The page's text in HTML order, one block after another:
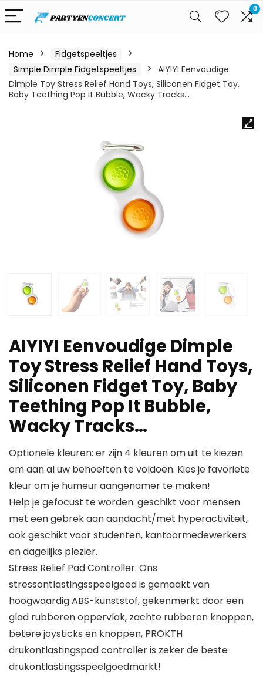
0
Home
Fidgetspeeltjes
Simple Dimple Fidgetspeeltjes
AIYIYI Eenvoudige
Dimple Toy Stress Relief Hand Toys, Siliconen Fidget Toy,
Baby Teething Pop It Bubble, Wacky Tracks…
AIYIYI Eenvoudige Dimple
Toy Stress Relief Hand Toys,
Siliconen Fidget Toy, Baby
Teething Pop It Bubble,
Wacky Tracks…
Optionele kleuren: er zijn 4 kleuren om uit te kiezen
om aan al uw behoeften te voldoen. Kies je favoriete
kleur om je humeur aangenamer te maken!
Help je gefocust te worden: geschikt voor mensen
met een gebrek aan aandacht/met hyperactiviteit,
ook geschikt voor studenten, kantoormedewerkers
en dagelijks plezier.
Stress Relief Pad Controller: Ons
stressontlastingsspeelgoed is gemaakt van
hoogwaardig ABS-kunststof, gekenmerkt door een
glad rubberen oppervlak, zachte rubberen knoppen,
betere joysticks en knoppen, PROKTH
drukontlastingspad controller is zeker de beste
drukontlastingsspeelgoedmarkt!